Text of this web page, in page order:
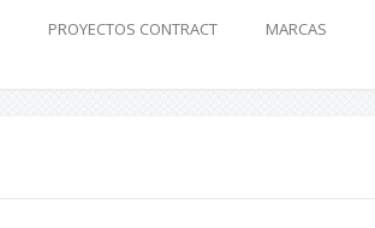
PROYECTOS CONTRACT MARCAS